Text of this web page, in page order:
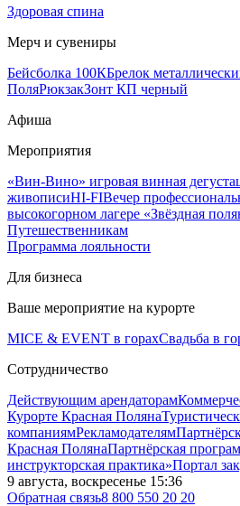
Здоровая спина
Мерч и сувениры
Бейсболка 100КБрелок
ПоляРюкзакЗонт КП черный
Афиша
Мероприятия
«Вин-Вино» игровая винная
живописиHI-FIВечер
высокогорном лагере «Звёздная
Путешественникам
Программа лояльности
Для бизнеса
Ваше мероприятие на курорте
MICE & EVENT в горахСвадьба в
Сотрудничество
Действующим арендаторам
Курорте Красная Поляна
компаниямРекламодателям
Красная ПолянаПартнёрская
инструкторская практика»Портал
9 августа, воскресенье 15:36
Обратная связь8 800 550 20 20